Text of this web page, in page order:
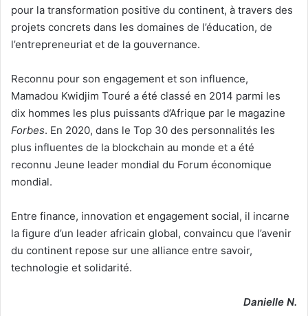
pour la transformation positive du continent, à travers des
projets concrets dans les domaines de l’éducation, de
l’entrepreneuriat et de la gouvernance.
Reconnu pour son engagement et son influence,
Mamadou Kwidjim Touré a été classé en 2014 parmi les
dix hommes les plus puissants d’Afrique par le magazine
Forbes. En 2020, dans le Top 30 des personnalités les
plus influentes de la blockchain au monde et a été
reconnu Jeune leader mondial du Forum économique
mondial.
Entre finance, innovation et engagement social, il incarne
la figure d’un leader africain global, convaincu que l’avenir
du continent repose sur une alliance entre savoir,
technologie et solidarité.
Danielle N.